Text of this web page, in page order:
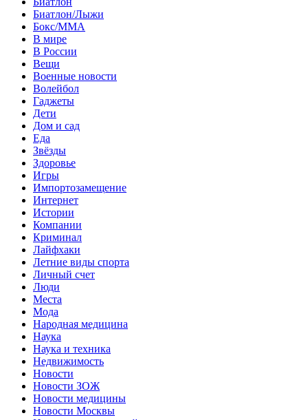
Биатлон/Лыжи
Бокс/MMA
В мире
В России
Вещи
Военные новости
Волейбол
Гаджеты
Дети
Дом и сад
Еда
Звёзды
Здоровье
Игры
Импортозамещение
Интернет
Истории
Компании
Криминал
Лайфхаки
Летние виды спорта
Личный счет
Люди
Места
Мода
Народная медицина
Наука
Наука и техника
Недвижимость
Новости
Новости ЗОЖ
Новости медицины
Новости Москвы